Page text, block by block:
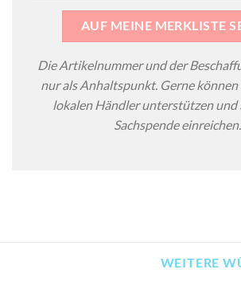
AUF MEINE MERKLISTE
Die Artikelnummer und der
nur als Anhaltspunkt. Gerne können
lokalen Händler unterstützen und
Sachspende einreichen.
WEITERE